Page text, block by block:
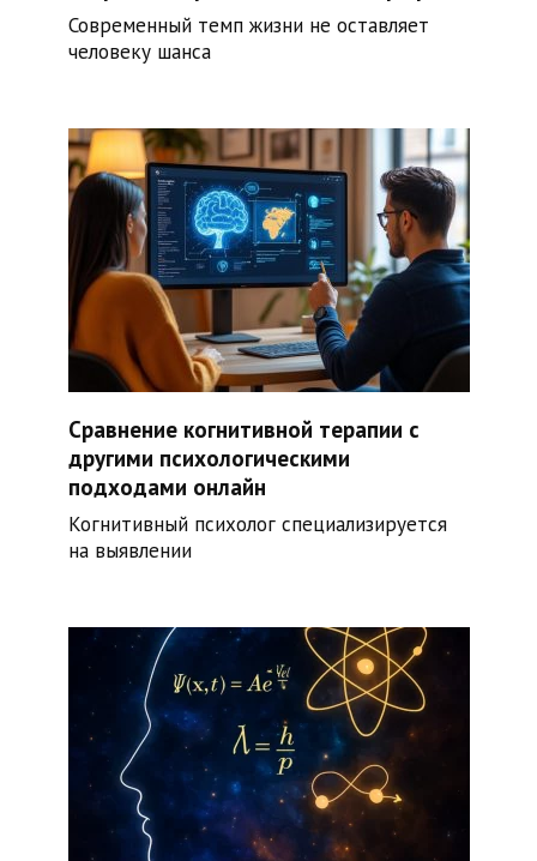
Современный темп жизни не оставляет
человеку шанса
Сравнение когнитивной терапии с
другими психологическими
подходами онлайн
Когнитивный психолог специализируется
на выявлении